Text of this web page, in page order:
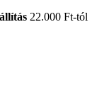
22.000 Ft-tól